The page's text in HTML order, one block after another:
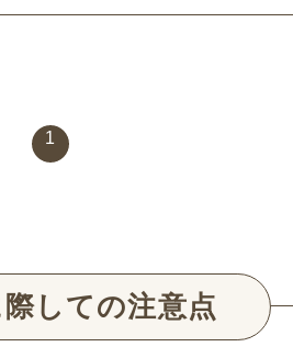
1
しての注意点